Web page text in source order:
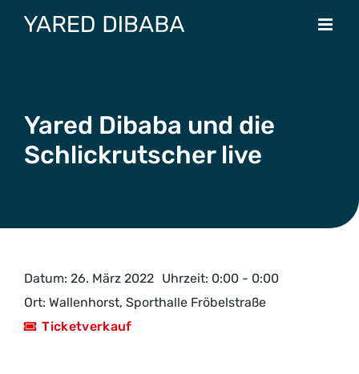
Inhalt
Yared Dibaba und die
Schlickrutscher live
Datum: 26. März 2022 Uhrzeit: 0:00 - 0:00
Ort: Wallenhorst, Sporthalle Fröbelstraße
Ticketverkauf